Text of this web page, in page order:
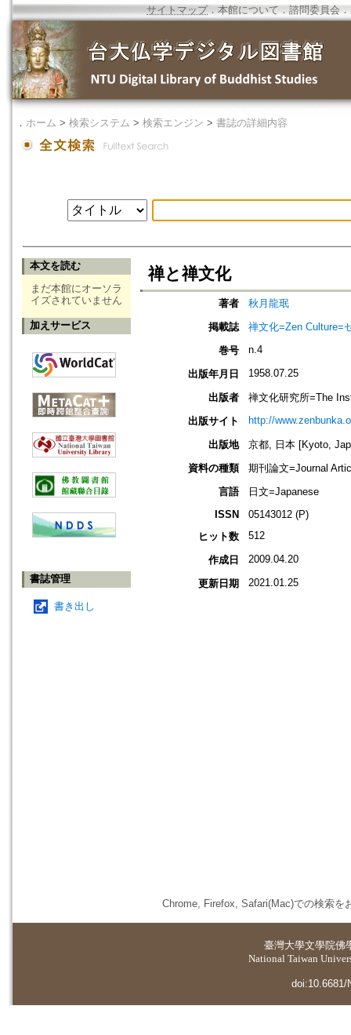
サイトマップ．本館について ． 諮問委員会 ．
． ホーム > 検索システム > 検索エンジン > 書誌の詳細内容
本文を読む
まだ本館にオーソラ
イズされていません
加えサービス
書誌管理
書き出し
禅と禅文化
著者
秋月龍珉
掲載誌
禅文化=Zen Culture=
巻号
n.4
出版年月日 1958.07.25
出版者
禅文化研究所=The
出版サイト
http://
出版地
京都, 日本 [Kyoto,
資料の種類
期刊論文=Journal
言語
日文=Japanese
ISSN
05143012 (P)
ヒット数
512
作成日 2009.04.20
更新日期 2021.01.25
Chrome, Firefox, Safari(Mac)での検索を
臺灣大學文學院佛
National Taiwan
doi:10.6681/